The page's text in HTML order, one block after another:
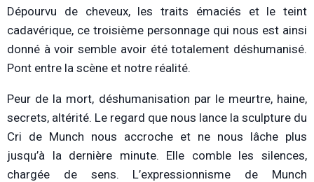
Dépourvu de cheveux, les traits émaciés et le teint
cadavérique, ce troisième personnage qui nous est ainsi
donné à voir semble avoir été totalement déshumanisé.
Pont entre la scène et notre réalité.
Peur de la mort, déshumanisation par le meurtre, haine,
secrets, altérité. Le regard que nous lance la sculpture du
Cri de Munch nous accroche et ne nous lâche plus
jusqu’à la dernière minute. Elle comble les silences,
chargée de sens. L’expressionnisme de Munch